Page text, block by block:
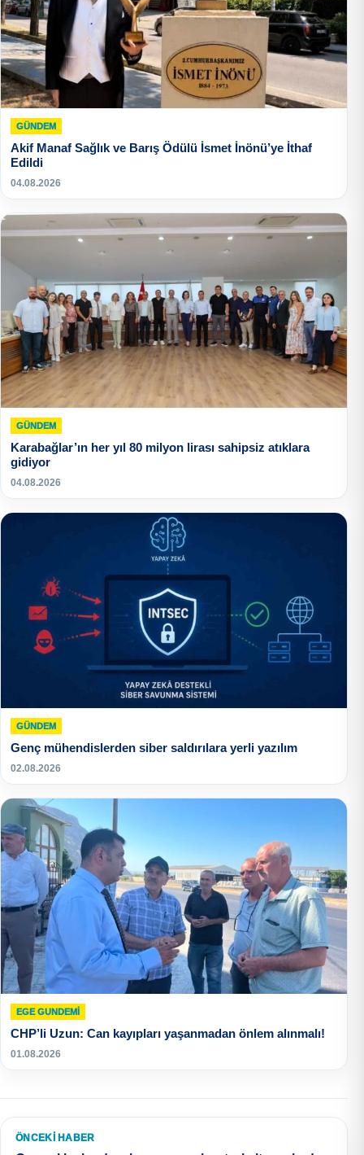
GÜNDEM
Akif Manaf Sağlık ve Barış Ödülü İsmet İnönü’ye İthaf
Edildi
04.08.2026
GÜNDEM
Karabağlar’ın her yıl 80 milyon lirası sahipsiz atıklara
gidiyor
04.08.2026
GÜNDEM
Genç mühendislerden siber saldırılara yerli yazılım
02.08.2026
EGE GUNDEMİ
CHP’li Uzun: Can kayıpları yaşanmadan önlem alınmalı!
01.08.2026
ÖNCEKI HABER